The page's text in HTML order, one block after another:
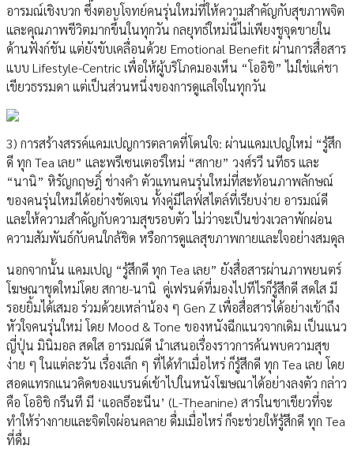
อารมณ์เชิงบวก ซึ่งตอบโจทย์คนรุ่นใหม่ที่ให้ความสำคัญกับสุขภาพจิต
และคุณภาพชีวิตมากขึ้นในทุกวัน กลยุทธ์ใหม่นี้ไม่เพียงชูจุดขายใน
ด้านฟังก์ชัน แต่ยังขับเคลื่อนด้วย Emotional Benefit ผ่านการสื่อสาร
แบบ Lifestyle-Centric เพื่อให้ผู้บริโภคมองเห็น “โออิชิ” ไม่ใช่แค่ชา
เขียวธรรมดา แต่เป็นส่วนหนึ่งของการดูแลใจในทุกวัน
3) การสร้างสรรค์แคมเปญการตลาดที่โดนใจ: ผ่านแคมเปญใหม่ “รู้สึก
ดี ทุก Tea เลย” และพรีเซนเตอร์ใหม่ “สกาย” วงศ์รวี นทีธร และ
“นานิ” หิรัญกฤษฎิ์ ช่างคำ ตัวแทนคนรุ่นใหม่ที่สะท้อนภาพลักษณ์
ของคนรุ่นใหม่ได้อย่างชัดเจน ทั้งคู่มีไลฟ์สไตล์ที่เรียบง่าย อารมณ์ดี
และให้ความสำคัญกับความสุขรอบตัว ไม่ว่าจะเป็นช่วงเวลาพักผ่อน
ความสัมพันธ์กับคนใกล้ชิด หรือการดูแลสุขภาพกายและใจอย่างสมดุล
นอกจากนั้น แคมเปญ “รู้สึกดี ทุก Tea เลย” ยังสื่อสารผ่านภาพยนตร์
โฆษณาชุดใหม่โดย สกาย-นานิ คู่เฟรนด์ที่มองไปทีไรก็รู้สึกดี สดใส มี
รอยยิ้มได้เสมอ ร่วมด้วยเหล่าน้อง ๆ Gen Z เพื่อสื่อสารได้อย่างเข้าถึง
หัวใจคนรุ่นใหม่ โดย Mood & Tone ของหนังฉีกแนวจากเดิม เป็นแนว
ญี่ปุ่น มินิมอล สดใส อารมณ์ดี นำเสนอเรื่องราวการค้นพบความสุข
ง่าย ๆ ในแต่ละวัน เรื่องเล็ก ๆ ที่ได้ทำเมื่อไหร่ ก็รู้สึกดี ทุก Tea เลย โดย
สอดแทรกแนวคิดของแบรนด์เข้าไปในหนังโฆษณาได้อย่างลงตัว กล่าว
คือ โออิชิ กรีนที มี ‘แอลธีอะนีน’ (L-Theanine) สารในชาเขียวที่จะ
ทำให้ร่างกายและจิตใจผ่อนคลาย ดื่มเมื่อไหร่ ก็จะช่วยให้รู้สึกดี ทุก Tea
ที่ดื่ม